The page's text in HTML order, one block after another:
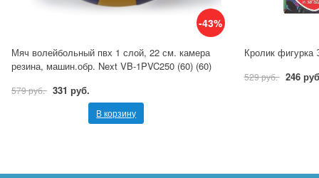
-43%
Мяч волейбольный пвх 1 слой, 22 см. камера
резина, машин.обр. Next VB-1PVC250 (60) (60)
579 руб. 331 руб.
В корзину
Кролик фигурка
529 руб. 246